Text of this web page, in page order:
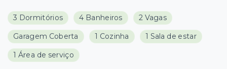
3 Dormitórios 4 Banheiros 2 Vagas
Garagem Coberta 1 Cozinha 1 Sala de estar
1 Área de serviço